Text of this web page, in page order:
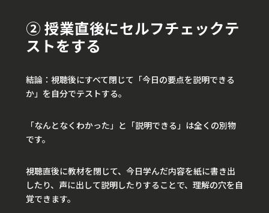
② 授業直後にセルフチェックテ
ストをする
結論：視聴後にすべて閉じて「今日の要点を説明できる
か」を自分でテストする。
「なんとなくわかった」と「説明できる」は全くの別物
です。
視聴直後に教材を閉じて、今日学んだ内容を紙に書き出
したり、声に出して説明したりすることで、理解の穴を自
覚できます。